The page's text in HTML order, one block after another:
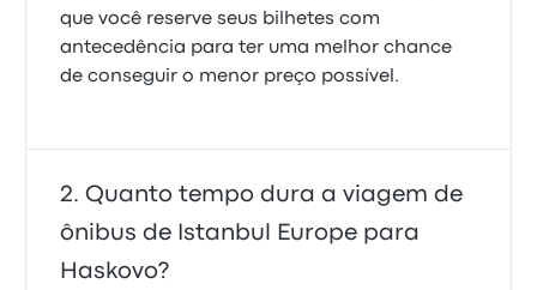
que você reserve seus bilhetes com
antecedência para ter uma melhor chance
de conseguir o menor preço possível.
Quanto tempo dura a viagem de
ônibus de Istanbul Europe para
Haskovo?